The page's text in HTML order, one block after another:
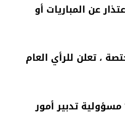
عن المباريات أو
، تعلن للرأي العام
تدبير أمور